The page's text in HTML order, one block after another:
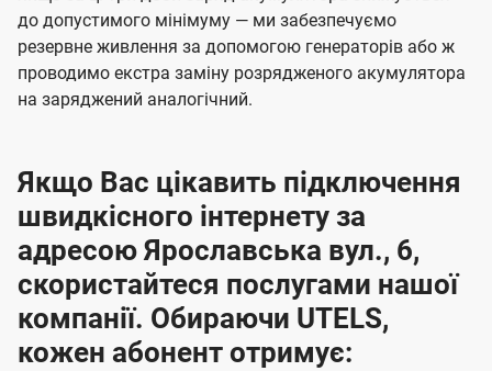
до допустимого мінімуму — ми забезпечуємо
резервне живлення за допомогою генераторів або ж
проводимо екстра заміну розрядженого акумулятора
на заряджений аналогічний.
Якщо Вас цікавить підключення
швидкісного інтернету за
адресою Ярославська вул., 6,
скористайтеся послугами нашої
компанії. Обираючи UTELS,
кожен абонент отримує: